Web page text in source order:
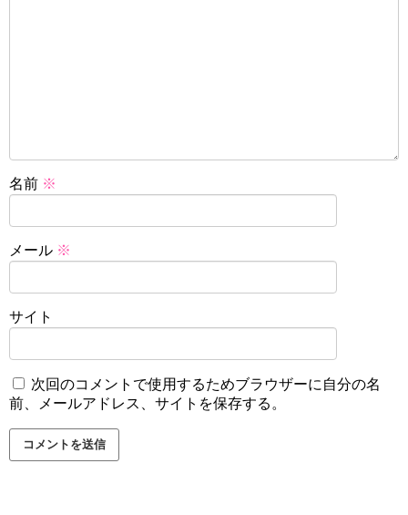
名前 ※
メール ※
サイト
次回のコメントで使用するためブラウザーに自分の名
前、メールアドレス、サイトを保存する。